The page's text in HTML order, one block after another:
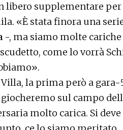
libero supplementare per
«È stata finora una
-, ma siamo molte cariche
come lo vorrà
la prima però a gara-
sul campo
molto carica. Si deve